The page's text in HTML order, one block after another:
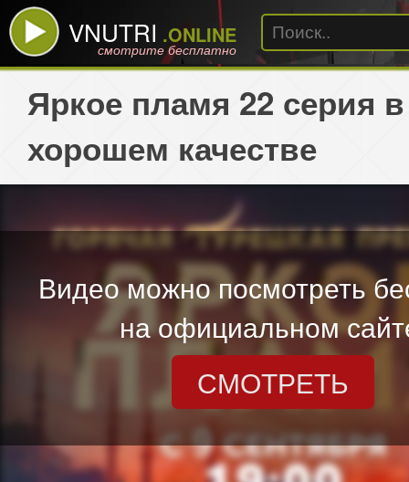
VNUTRI .ONLINE
смотрите бесплатно
Яркое пламя 22 серия в
хорошем качестве
Видео можно посмотреть
на официальном
СМОТРЕТЬ